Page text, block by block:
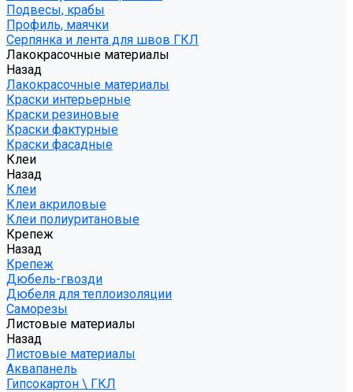
Подвесы, крабы
Профиль, маячки
Серпянка и лента для швов ГКЛ
Лакокрасочные материалы
Назад
Лакокрасочные материалы
Краски интерьерные
Краски резиновые
Краски фактурные
Краски фасадные
Клеи
Назад
Клеи
Клеи акриловые
Клеи полиуритановые
Крепеж
Назад
Крепеж
Дюбель-гвозди
Дюбеля для теплоизоляции
Саморезы
Листовые материалы
Назад
Листовые материалы
Аквапанель
Гипсокартон \ ГКЛ